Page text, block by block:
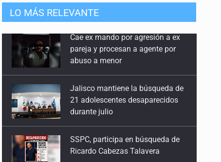
LO MÁS RELEVANTE
Jalisco mantiene la búsqueda de
21 adolescentes desaparecidos
SSPC, participa en búsqueda de
Ricardo Cabezas Talavera
Congreso, de vacación y con